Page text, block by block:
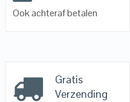
Ook achteraf betalen
Gratis
Verzending